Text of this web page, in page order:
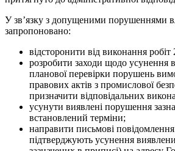
У зв’язку з допущеними порушеннями
запропоновано:
відсторонити від виконання робіт
розробити заходи щодо усунення
планової перевірки порушень
правових актів з промислової
призначити відповідальних
усунути виявлені порушення
встановлений терміни;
направити письмові повідомлення
підтверджують усунення